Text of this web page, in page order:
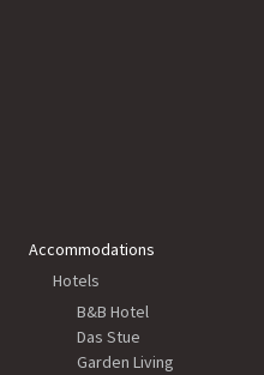
Accommodations
Hotels
B&B Hotel
Das Stue
Garden Living